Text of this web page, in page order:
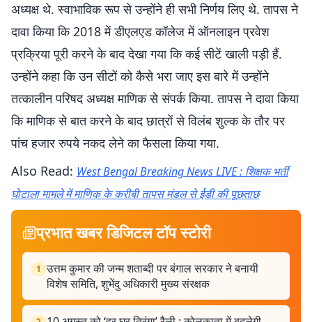
अध्यक्ष थे. स्वाभाविक रूप से उन्होंने ही सभी निर्णय लिए थे. तापस ने
दावा किया कि 2018 में डीएलएड कॉलेज में ऑनलाइन प्रवेश
प्रक्रिया पूरी करने के बाद देखा गया कि कई सीटें खाली पड़ी हैं.
उन्होंने कहा कि उन सीटों को कैसे भरा जाए इस बारे में उन्होंने
तत्कालीन परिषद अध्यक्ष माणिक से संपर्क किया. तापस ने दावा किया
कि माणिक से बात करने के बाद छात्रों से विलंब शुल्क के तौर पर
पांच हजार रुपये नकद लेने का फैसला किया गया.
Also Read: West Bengal Breaking News LIVE : शिक्षक भर्ती
घाेटाला मामले में माणिक के करीबी तापस मंडल से ईडी की पूछताछ
प्रभात खबर डिजिटल टॉप स्टोरी
1 उत्तम कुमार की जन्म शताब्दी पर बंगाल सरकार ने बनायी
विशेष समिति, शुभेंदु अधिकारी मुख्य संरक्षक